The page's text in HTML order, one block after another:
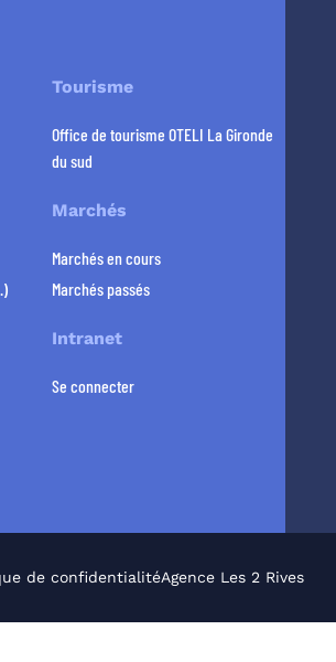
Tourisme
Office de tourisme OTELI La Gironde
du sud
Marchés
Marchés en cours
Marchés passés
Intranet
Se connecter
de confidentialitéAgence Les 2 Rives